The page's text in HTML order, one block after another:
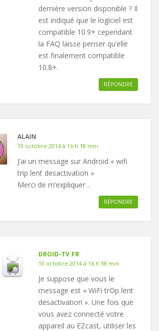
dernière version disponible ? Il
est indiqué que le logiciel est
compatible 10.9+ cependant
la FAQ laisse penser qu’elle
est finalement compatible
10.8+.
RÉPONDRE
ALAIN
10 octobre 2014 à 16 h 18 min
J’ai un message sur Android « wifi
trip lent desactivation »
Merci de m’expliquer ..
RÉPONDRE
DROID-TV.FR
10 octobre 2014 à 16 h 38 min
Je suppose que vous le
message est « WiFi trOp lent
desactivation ». Une fois que
vous avez connecté votre
appareil au EZcast, utiliser les